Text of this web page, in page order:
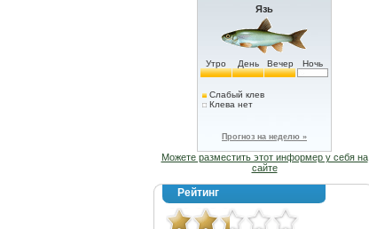
Язь
Утро День Вечер Ночь
Слабый клев
Клева нет
Прогноз на неделю »
Можете разместить этот информер у себя на
сайте
Рейтинг